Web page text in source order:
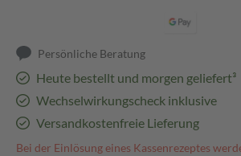
Persönliche Beratung
Heute bestellt und morgen geliefert³
Wechselwirkungscheck inklusive
Versandkostenfreie Lieferung
Bei der Einlösung eines Kassenrezeptes